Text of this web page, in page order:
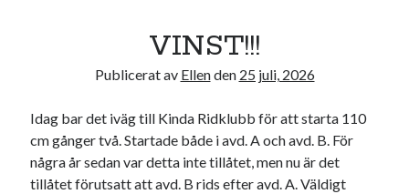
VINST!!!
Publicerat av Ellenden 25 juli, 2026
Idag bar det iväg till Kinda Ridklubb för att starta 110
cm gånger två. Startade både i avd. A och avd. B. För
några år sedan var detta inte tillåtet, men nu är det
tillåtet förutsatt att avd. B rids efter avd. A. Väldigt